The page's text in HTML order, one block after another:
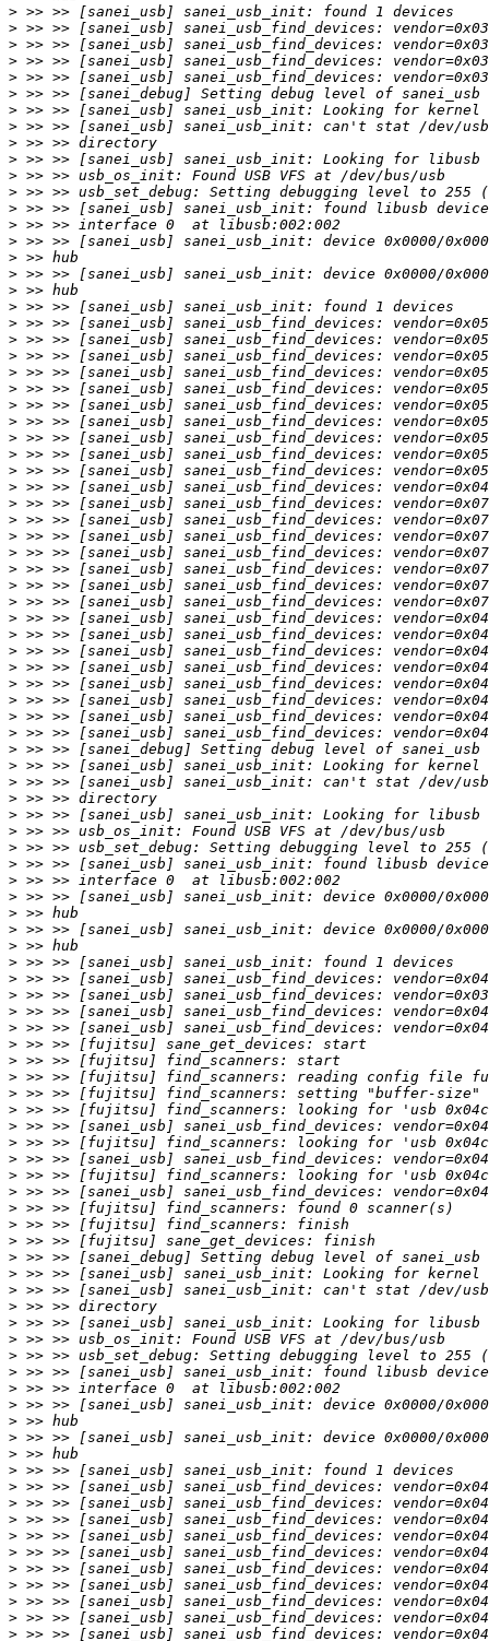
>
>
>
>
>
>
>
>
>
>
>
>
>
>
>
>
>
>
>
>
>
>
>
>
>
>
>
>
>
>
>
>
>
>
>
>
>
>
>
>
>
>
>
>
>
>
>
>
>
>
>
>
>
>
>
>
>
>
>
>
>
>
>
>
>
>
>
>
>
>
>
>
>
>
>
>
>
>
>
>
>
>
>
>
>
>
>
>
>
>
>
>
>
>
>
>
>
>
>
>